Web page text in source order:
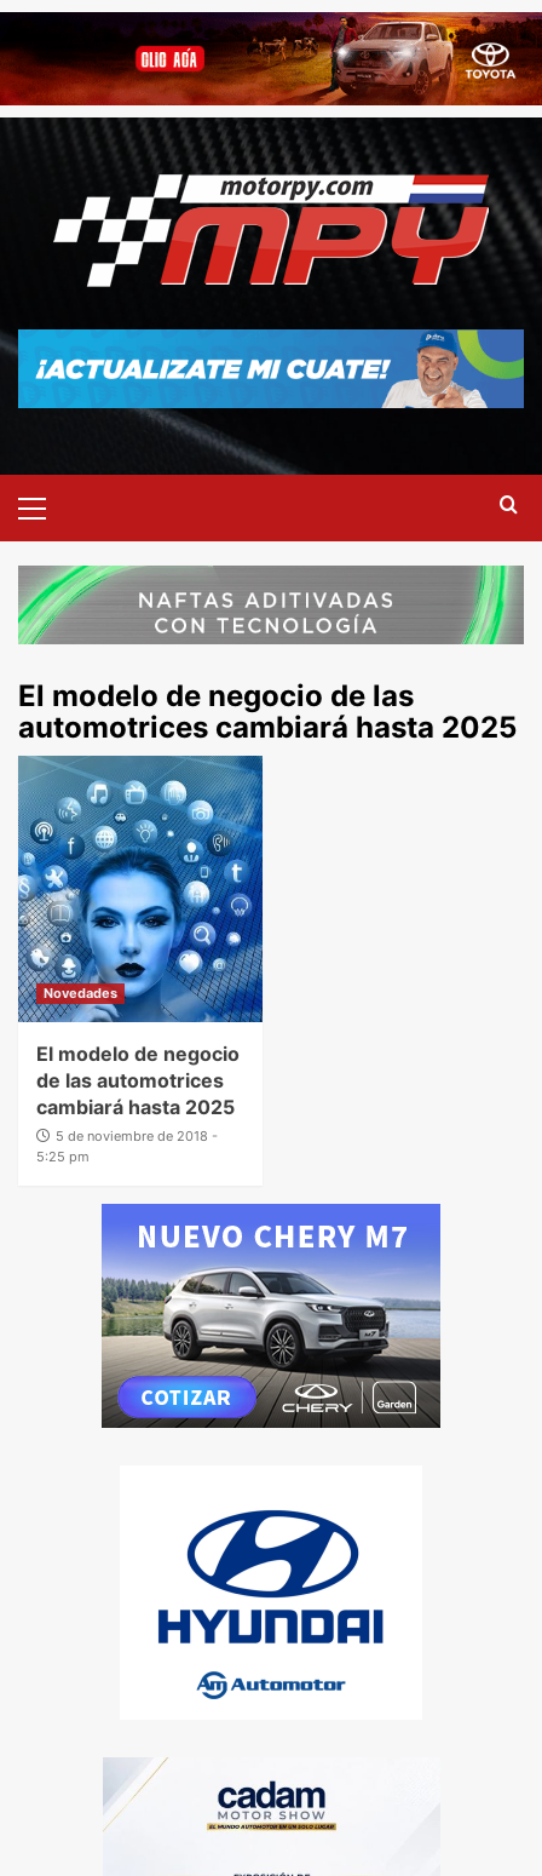
El modelo de negocio de las
automotrices cambiará hasta 2025
Novedades
El modelo de negocio
de las automotrices
cambiará hasta 2025
5 de noviembre de 2018 -
5:25 pm